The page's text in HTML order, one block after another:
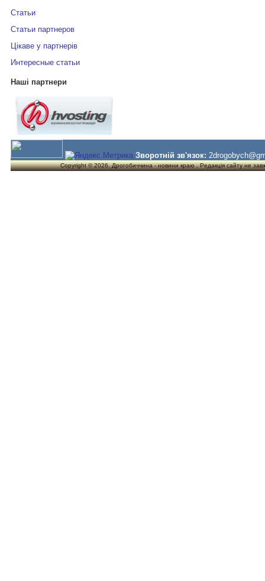
Статьи
Статьи партнеров
Цікаве у партнерів
Интересные статьи
Наші партнери
Зворотній зв'язок:
Copyright © 2026. Дрогобиччина - новини краю . Редакція сайту не